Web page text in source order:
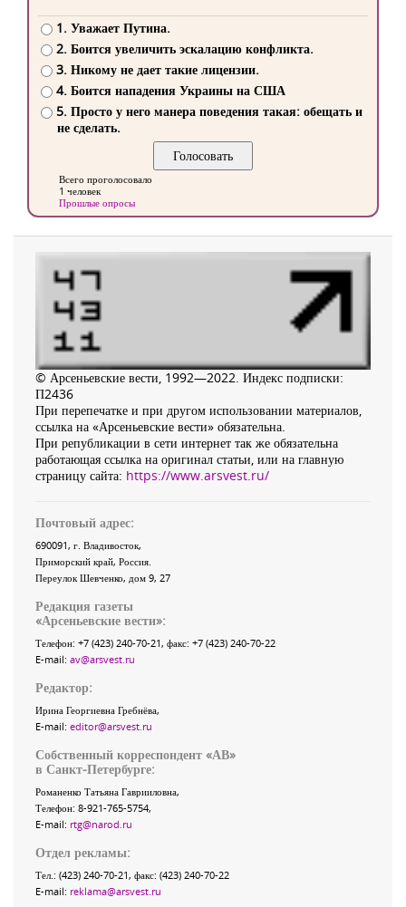
1. Уважает Путина.
2. Боится увеличить эскалацию конфликта.
3. Никому не дает такие лицензии.
4. Боится нападения Украины на США
5. Просто у него манера поведения такая: обещать и
не сделать.
Всего проголосовало
1 человек
Прошлые опросы
© Арсеньевские вести, 1992—2022. Индекс подписки:
П2436
При перепечатке и при другом использовании материалов,
ссылка на «Арсеньевские вести» обязательна.
При републикации в сети интернет так же обязательна
работающая ссылка на оригинал статьи, или на главную
страницу сайта: https://www.arsvest.ru/
Почтовый адрес:
690091, г. Владивосток,
Приморский край, Россия.
Переулок Шевченко, дом 9, 27
Редакция газеты
«Арсеньевские вести»:
Телефон: +7 (423) 240-70-21, факс: +7 (423) 240-70-22
E-mail: av@arsvest.ru
Редактор:
Ирина Георгиевна Гребнёва,
E-mail: editor@arsvest.ru
Собственный корреспондент «АВ»
в Санкт-Петербурге:
Романенко Татьяна Гаврииловна,
Телефон: 8-921-765-5754,
E-mail: rtg@narod.ru
Отдел рекламы:
Тел.: (423) 240-70-21, факс: (423) 240-70-22
E-mail: reklama@arsvest.ru